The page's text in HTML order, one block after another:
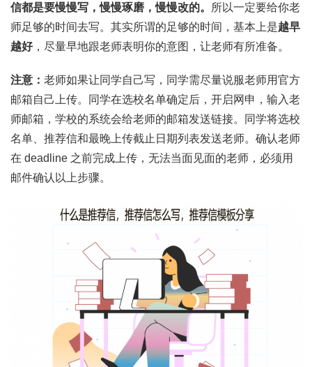
信都是要慢慢写，慢慢琢磨，慢慢改的。
所以一定要给你老
师足够的时间去写。其实所谓的足够的时间，基本上是越早
越好，尽量早地跟老师表明你的意图，让老师有所准备。
注意： 老师如果让同学自己写，同学需尽量说服老师用官方
邮箱自己上传。同学在选校名单确定后，开启网申，输入老
师邮箱，学校的系统会给老师的邮箱发送链接。同学将选校
名单、推荐信和最晚上传截止日期列表发送老师。确认老师
在 deadline 之前完成上传，无法当面见面的老师，必须用
邮件确认以上步骤。